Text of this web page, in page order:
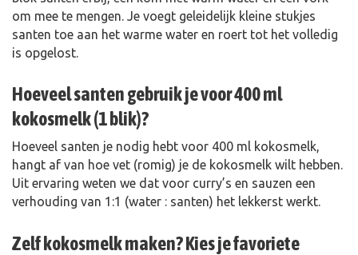
om mee te mengen. Je voegt geleidelijk kleine stukjes
santen toe aan het warme water en roert tot het volledig
is opgelost.
Hoeveel santen gebruik je voor 400 ml
kokosmelk (1 blik)?
Hoeveel santen je nodig hebt voor 400 ml kokosmelk,
hangt af van hoe vet (romig) je de kokosmelk wilt hebben.
Uit ervaring weten we dat voor curry’s en sauzen een
verhouding van 1:1 (water : santen) het lekkerst werkt.
Zelf kokosmelk maken? Kies je favoriete